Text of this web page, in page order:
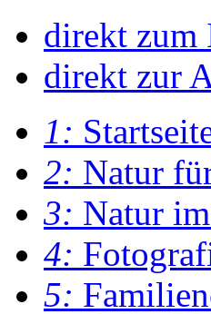
direkt zum
direkt zur
1:
2: Natur
3: Natur
4:
5: